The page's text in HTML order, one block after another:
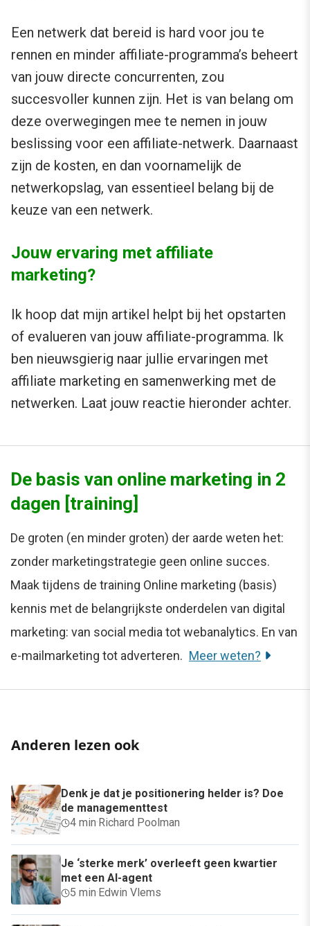
Een netwerk dat bereid is hard voor jou te
rennen en minder affiliate-programma’s beheert
van jouw directe concurrenten, zou
succesvoller kunnen zijn. Het is van belang om
deze overwegingen mee te nemen in jouw
beslissing voor een affiliate-netwerk. Daarnaast
zijn de kosten, en dan voornamelijk de
netwerkopslag, van essentieel belang bij de
keuze van een netwerk.
Jouw ervaring met affiliate
marketing?
Ik hoop dat mijn artikel helpt bij het opstarten
of evalueren van jouw affiliate-programma. Ik
ben nieuwsgierig naar jullie ervaringen met
affiliate marketing en samenwerking met de
netwerken. Laat jouw reactie hieronder achter.
De basis van online marketing in 2
dagen [training]
De groten (en minder groten) der aarde weten het:
zonder marketingstrategie geen online succes.
Maak tijdens de training Online marketing (basis)
kennis met de belangrijkste onderdelen van digital
marketing: van social media tot webanalytics. En van
e-mailmarketing tot adverteren. Meer weten?
Anderen lezen ook
Denk je dat je positionering helder is? Doe
de managementtest
4 min· Richard Poolman
Je ‘sterke merk’ overleeft geen kwartier
met een AI-agent
5 min· Edwin Vlems